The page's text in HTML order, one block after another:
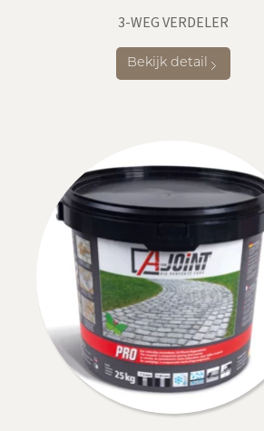
3-WEG VERDELER
Bekijk detail